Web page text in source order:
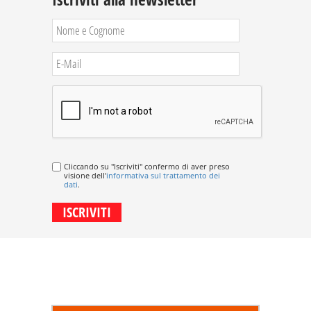
Cliccando su "Iscriviti" confermo di aver preso
visione dell'informativa sul trattamento dei
dati.